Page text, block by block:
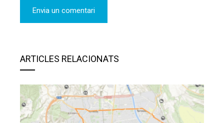
ARTICLES RELACIONATS